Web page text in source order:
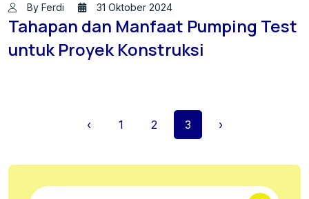
By Ferdi 31 Oktober 2024
Tahapan dan Manfaat Pumping Test
untuk Proyek Konstruksi
‹ 1 2 3 ›